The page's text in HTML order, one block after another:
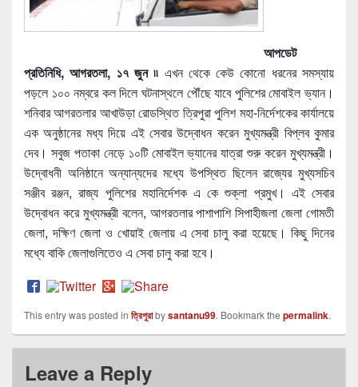
আপডেট
প্রতিনিধি, আগরতলা, ১৭ জুন ৷৷ এখন থেকে কেউ কোনো ধরনের সমস্যায়
পড়লে ১০০ নম্বরে কল দিলে ঘটনাস্থলে পৌঁছে যাবে পুলিশের মোবাইল ভ্যান।
শনিবার আগরতলার আখাউড়া রোডস্থিত ত্রিপুরা পুলিশ মহা-নির্দেশকের কার্যালয়ে
এক অনুষ্ঠানের মধ্য দিয়ে এই সেবার উদ্বোধন করেন মুখ্যমন্ত্রী বিপ্লব কুমার
দেব। সবুজ পতাকা নেড়ে ১০টি মোবাইল ভ্যানের যাত্রা শুরু করেন মুখ্যমন্ত্রী।
উদ্বোধনী অনিষ্ঠানে অন্যান্যদের মধ্যে উপস্থিত ছিলেন রাজ্যের মুখ্যসচিব
সঞ্জীব রঞ্জন, রাজ্য পুলিশের মহানির্দেশক এ কে শুক্লা প্রমুখ। এই সেবার
উদ্বোধন করে মুখ্যমন্ত্রী বলেন, আগরতলার পাশাপাশি সিপাহীজলা জেলা গোমতী
জেলা, দক্ষিণ জেলা ও খোয়াই জেলায় এ সেবা চালু করা হয়েছে। কিছু দিনের
মধ্যে বাকি জেলাগুলিতেও এ সেবা চালু করা হবে।
This entry was posted in ত্রিপুরাbysantanu99. Bookmark the permalink.
Leave a Reply